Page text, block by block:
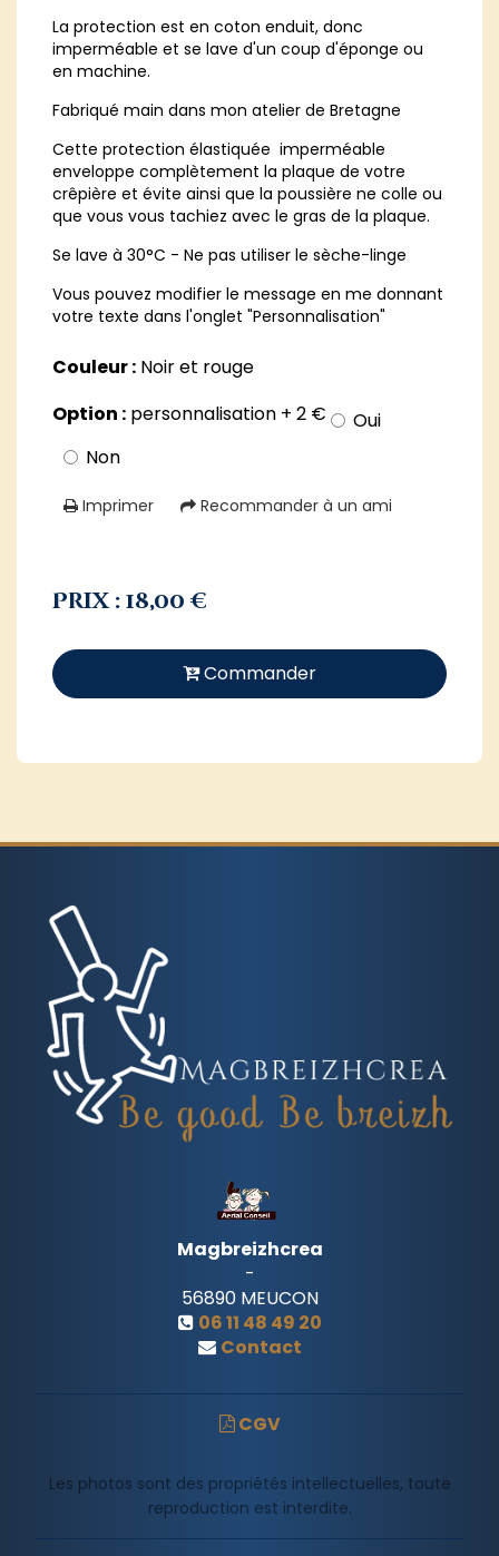
La protection est en coton enduit, donc
imperméable et se lave d'un coup d'éponge ou
en machine.
Fabriqué main dans mon atelier de Bretagne
Cette protection élastiquée imperméable
enveloppe complètement la plaque de votre
crêpière et évite ainsi que la poussière ne colle ou
que vous vous tachiez avec le gras de la plaque.
Se lave à 30°C - Ne pas utiliser le sèche-linge
Vous pouvez modifier le message en me donnant
votre texte dans l'onglet "Personnalisation"
Couleur : Noir et rouge
Option : personnalisation + 2 €
Oui
Non
Imprimer Recommander à un ami
Prix : 18,00 €
Commander
Magbreizhcrea
-
56890 MEUCON
06 11 48 49 20
Contact
CGV
Les photos sont des propriétés intellectuelles, toute
reproduction est interdite.